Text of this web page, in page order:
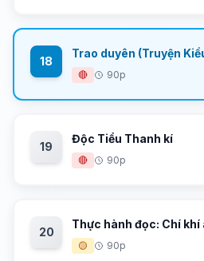
18
Trao duyên (Truyện
🔴 90p
19
Độc Tiểu Thanh kí
🔴 90p
20
Thực hành đọc: Chí khí
🟡 90p